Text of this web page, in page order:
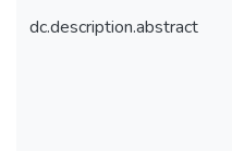
dc.description.abstract